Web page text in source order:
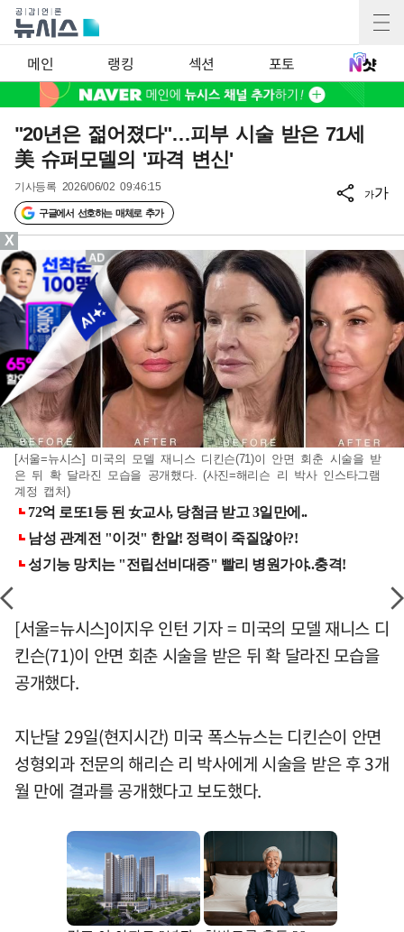
메인 랭킹 섹션 포토
"20년은 젊어졌다"…피부 시술 받은 71세
美 슈퍼모델의 '파격 변신'
기사등록 2026/06/02 09:46:15
구글에서 선호하는 매체로 추가
가가
[서울=뉴시스] 미국의 모델 재니스 디킨슨(71)이 안면 회춘 시술을 받
은 뒤 확 달라진 모습을 공개했다. (사진=해리슨 리 박사 인스타그램
계정 캡처)
[서울=뉴시스]이지우 인턴 기자 = 미국의 모델 재니스 디
킨슨(71)이 안면 회춘 시술을 받은 뒤 확 달라진 모습을
공개했다.
지난달 29일(현지시간) 미국 폭스뉴스는 디킨슨이 안면
성형외과 전문의 해리슨 리 박사에게 시술을 받은 후 3개
월 만에 결과를 공개했다고 보도했다.
X